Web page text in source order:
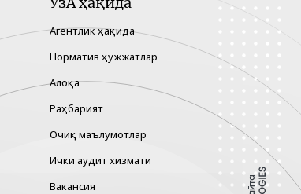
Агентлик ҳақида
Норматив ҳужжатлар
Алоқа
Раҳбарият
Очиқ маълумотлар
Ички аудит хизмати
Вакансия